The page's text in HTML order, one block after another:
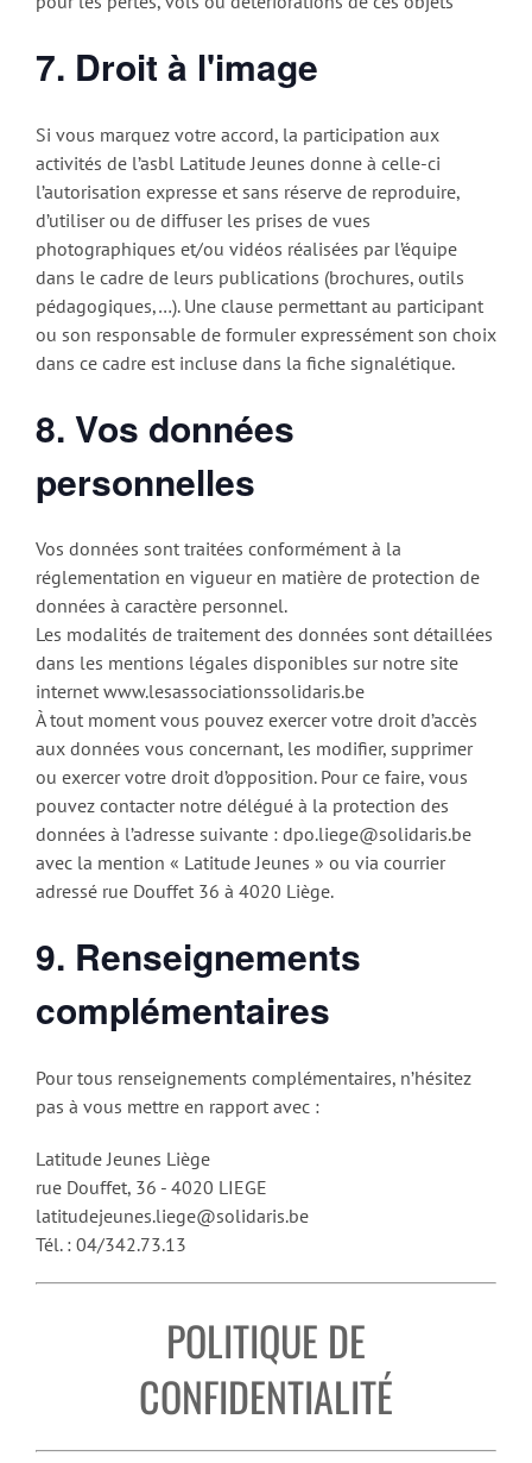
7. Droit à l'image
Si vous marquez votre accord, la participation aux
activités de l’asbl Latitude Jeunes donne à celle-ci
l’autorisation expresse et sans réserve de reproduire,
d’utiliser ou de diffuser les prises de vues
photographiques et/ou vidéos réalisées par l’équipe
dans le cadre de leurs publications (brochures, outils
pédagogiques,…). Une clause permettant au participant
ou son responsable de formuler expressément son choix
dans ce cadre est incluse dans la fiche signalétique.
8. Vos données
personnelles
Vos données sont traitées conformément à la
réglementation en vigueur en matière de protection de
données à caractère personnel.
Les modalités de traitement des données sont détaillées
dans les mentions légales disponibles sur notre site
internet www.lesassociationssolidaris.be
À tout moment vous pouvez exercer votre droit d’accès
aux données vous concernant, les modifier, supprimer
ou exercer votre droit d’opposition. Pour ce faire, vous
pouvez contacter notre délégué à la protection des
données à l’adresse suivante : dpo.liege@solidaris.be
avec la mention « Latitude Jeunes » ou via courrier
adressé rue Douffet 36 à 4020 Liège.
9. Renseignements
complémentaires
Pour tous renseignements complémentaires, n’hésitez
pas à vous mettre en rapport avec :
Latitude Jeunes Liège
rue Douffet, 36 - 4020 LIEGE
latitudejeunes.liege@solidaris.be
Tél. : 04/342.73.13
POLITIQUE DE
CONFIDENTIALITÉ